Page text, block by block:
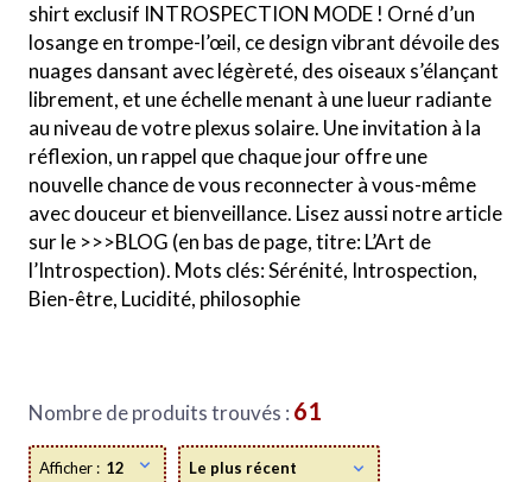
shirt exclusif INTROSPECTION MODE ! Orné d’un
losange en trompe-l’œil, ce design vibrant dévoile des
nuages dansant avec légèreté, des oiseaux s’élançant
librement, et une échelle menant à une lueur radiante
au niveau de votre plexus solaire. Une invitation à la
réflexion, un rappel que chaque jour offre une
nouvelle chance de vous reconnecter à vous-même
avec douceur et bienveillance. Lisez aussi notre article
sur le >>>BLOG (en bas de page, titre: L’Art de
l’Introspection). Mots clés: Sérénité, Introspection,
Bien-être, Lucidité, philosophie
Nombre de produits trouvés : 61
Afficher : 12 Le plus récent